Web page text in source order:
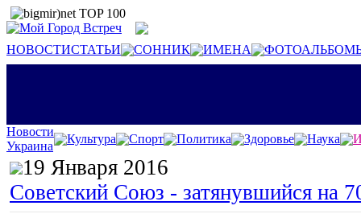
НОВОСТИСТАТЬИ СОННИК ИМЕНА
Новости
Украина
Культура Спорт Политика Здоровье Наука
19 Января 2016
Советский Союз - затянувшийся на